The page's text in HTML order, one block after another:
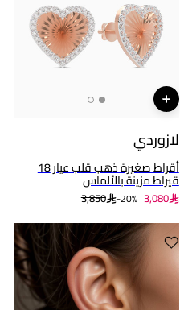
لازوردي
أقراط صغيرة ذهب قلب عيار 18
قيراط مزينة بالألماس
3,850 20%- 3,080